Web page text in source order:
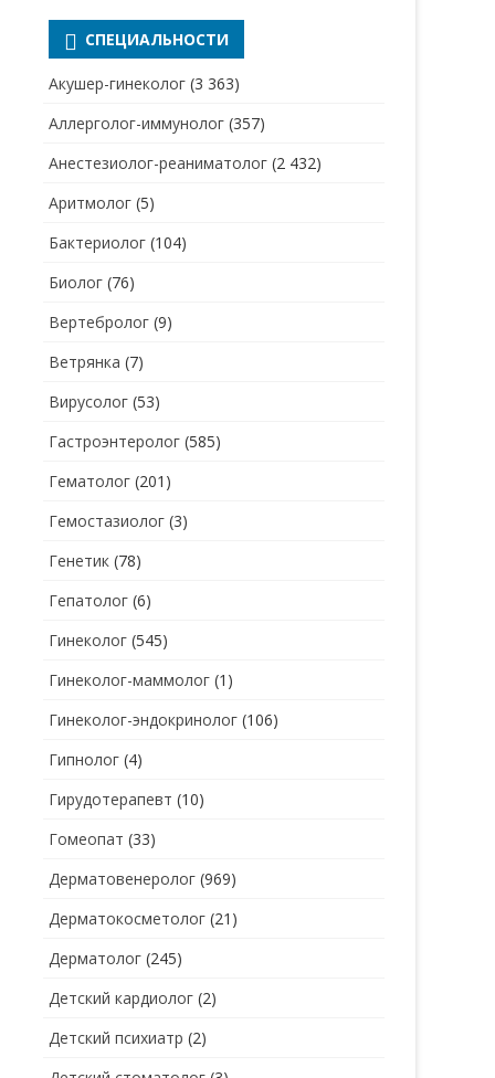
РЕВМАТОЛОГ
РЕНТГЕНОЛОГ
СТОМАТОЛОГ
СТОМАТОЛОГ-ОРТОДОНТ
ЭНДОКРИНОЛОГ
СПЕЦИАЛЬНОСТИ
Акушер-гинеколог (3 363)
Аллерголог-иммунолог (357)
Анестезиолог-реаниматолог (2 432)
Аритмолог (5)
Бактериолог (104)
Биолог (76)
Вертебролог (9)
Ветрянка (7)
Вирусолог (53)
Гастроэнтеролог (585)
Гематолог (201)
Гемостазиолог (3)
Генетик (78)
Гепатолог (6)
Гинеколог (545)
Гинеколог-маммолог (1)
Гинеколог-эндокринолог (106)
Гипнолог (4)
Гирудотерапевт (10)
Гомеопат (33)
Дерматовенеролог (969)
Дерматокосметолог (21)
Дерматолог (245)
Детский кардиолог (2)
Детский психиатр (2)